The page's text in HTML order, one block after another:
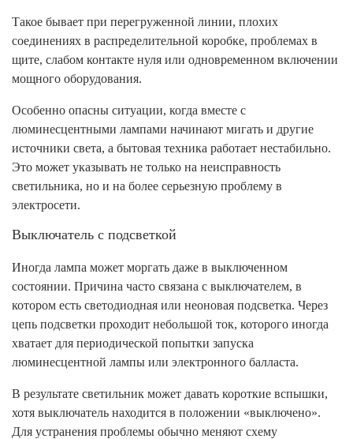
Такое бывает при перегруженной линии, плохих
соединениях в распределительной коробке, проблемах в
щите, слабом контакте нуля или одновременном включении
мощного оборудования.
Особенно опасны ситуации, когда вместе с
люминесцентными лампами начинают мигать и другие
источники света, а бытовая техника работает нестабильно.
Это может указывать не только на неисправность
светильника, но и на более серьезную проблему в
электросети.
Выключатель с подсветкой
Иногда лампа может моргать даже в выключенном
состоянии. Причина часто связана с выключателем, в
котором есть светодиодная или неоновая подсветка. Через
цепь подсветки проходит небольшой ток, которого иногда
хватает для периодической попытки запуска
люминесцентной лампы или электронного балласта.
В результате светильник может давать короткие вспышки,
хотя выключатель находится в положении «выключено».
Для устранения проблемы обычно меняют схему